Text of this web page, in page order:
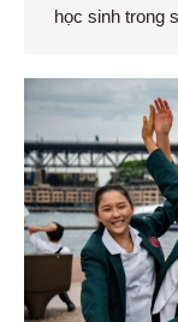
học sinh trong